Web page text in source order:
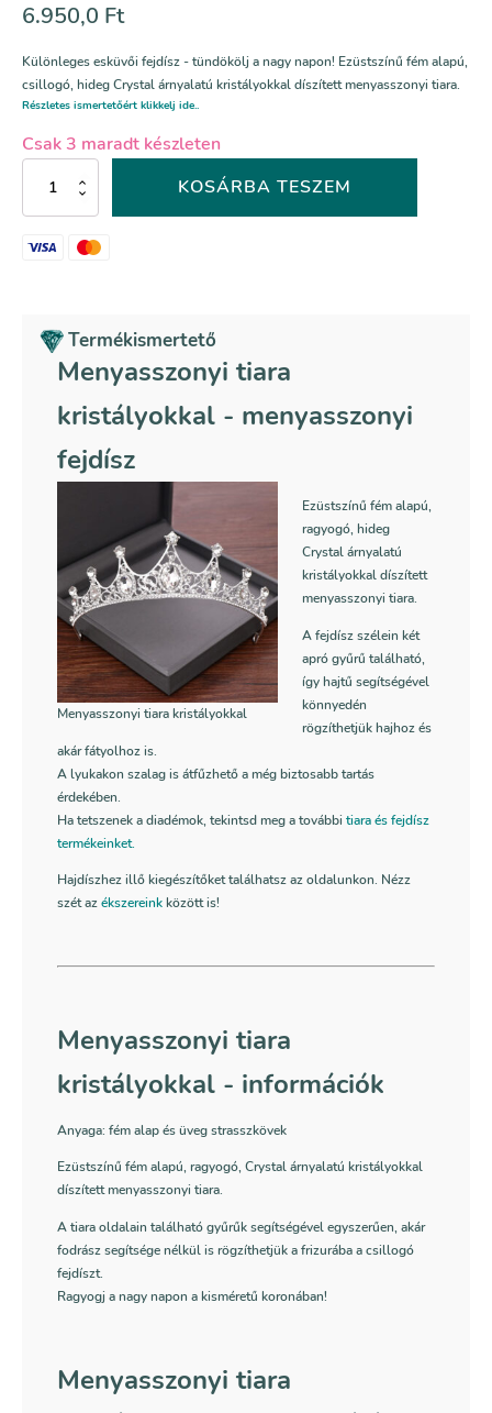
6.950,0 Ft
Különleges esküvői fejdísz - tündökölj a nagy napon! Ezüstszínű fém alapú,
csillogó, hideg Crystal árnyalatú kristályokkal díszített menyasszonyi tiara.
Részletes ismertetőért klikkelj ide..
Csak 3 maradt készleten
Menyasszonyi
kristályokkal
mennyiség
KOSÁRBA TESZEM
Termékismertető
Menyasszonyi tiara
kristályokkal - menyasszonyi
fejdísz
Menyasszonyi tiara kristályokkal
Ezüstszínű fém alapú,
ragyogó, hideg
Crystal árnyalatú
kristályokkal díszített
menyasszonyi tiara.
A fejdísz szélein két
apró gyűrű található,
így hajtű segítségével
könnyedén
rögzíthetjük hajhoz és
akár fátyolhoz is.
A lyukakon szalag is átfűzhető a még biztosabb tartás
érdekében.
Ha tetszenek a diadémok, tekintsd meg a további tiara és fejdísz
termékeinket.
Hajdíszhez illő kiegészítőket találhatsz az oldalunkon. Nézz
szét azékszereinkközött is!
Menyasszonyi tiara
kristályokkal - információk
Anyaga: fém alap és üveg strasszkövek
Ezüstszínű fém alapú, ragyogó, Crystal árnyalatú kristályokkal
díszített menyasszonyi tiara.
A tiara oldalain található gyűrűk segítségével egyszerűen, akár
fodrász segítsége nélkül is rögzíthetjük a frizurába a csillogó
fejdíszt.
Ragyogj a nagy napon a kisméretű koronában!
Menyasszonyi tiara